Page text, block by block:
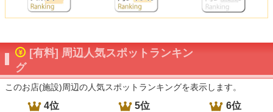
[有料] 周辺人気スポットランキン
グ
このお店(施設)周辺の人気スポットランキングを表示します。
4位 5位 6位